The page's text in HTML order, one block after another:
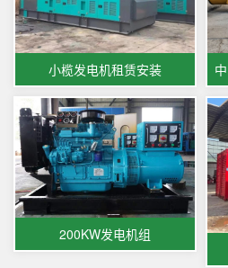
小榄发电机租赁安装
200KW发电机组